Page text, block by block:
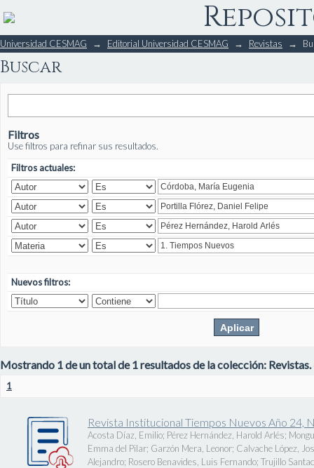
Buscar
Universidad CESMAG → Editorial Universidad CESMAG → Revistas →
Buscar
Filtros
Use filtros para refinar sus resultados.
Filtros actuales:
Nuevos filtros:
Mostrando 1 de un total de 1 resultados de la colección: Revistas.
1
Revista Institucional Tiempos Nuevos Año 24,
Acosta Díaz, Emilio; Pérez Hernández, Harold Arlés;
Emma del Pilar; Garzón Mera, Leonor; Calvache López,
Alejandro; Rosero Benavides, Luis Fernando; Trujillo